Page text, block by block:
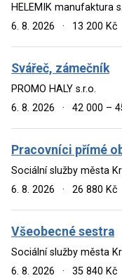
HELEMIK manufaktura
6. 8. 2026
· 13 200 Kč
Svářeč, zámečník
PROMO HALY s.r.o.
6. 8. 2026
· 42 000 –
Pracovníci přímé
Sociální služby města
6. 8. 2026
· 26 880 Kč
Všeobecné sestra
Sociální služby města
6. 8. 2026
· 35 840 Kč